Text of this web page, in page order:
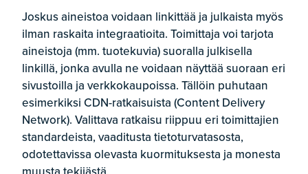
Joskus aineistoa voidaan linkittää ja julkaista myös
ilman raskaita integraatioita. Toimittaja voi tarjota
aineistoja (mm. tuotekuvia) suoralla julkisella
linkillä, jonka avulla ne voidaan näyttää suoraan eri
sivustoilla ja verkkokaupoissa. Tällöin puhutaan
esimerkiksi CDN-ratkaisuista (Content Delivery
Network). Valittava ratkaisu riippuu eri toimittajien
standardeista, vaaditusta tietoturvatasosta,
odotettavissa olevasta kuormituksesta ja monesta